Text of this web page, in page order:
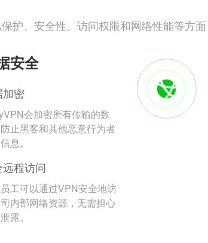
护、安全性、访问权限和网络性能等方面
安全
密
会加密所有传输的数
止黑客和其他恶意行为者
息。
程访问
工可以通过VPN安全地访
内部网络资源，无需担心
露。